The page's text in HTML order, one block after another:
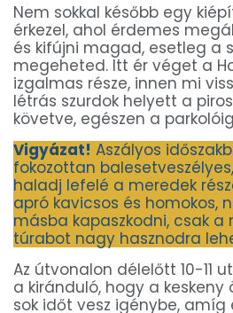
Nem sokkal később egy
érkezel, ahol érdemes
és kifújni magad, esetleg a
megeheted. Itt ér véget a
izgalmas része, innen mi
létrás szurdok helyett a
követve, egészen a
Vigyázat! Aszályos
fokozottan
haladj lefelé a meredek
apró kavicsos és homokos,
másba kapaszkodni, csak a
túrabot nagy hasznodra
Az útvonalon délelőtt 10-11
a kiránduló, hogy a keskeny
sok időt vesz igénybe, amíg